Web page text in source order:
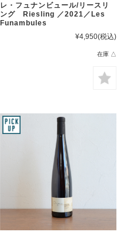
レ・フュナンビュール/リースリ
ング Riesling ／2021／Les
Funambules
¥4,950(税込)
在庫 △